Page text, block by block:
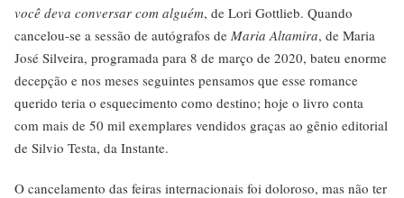
você deva conversar com alguém, de Lori Gottlieb. Quando
cancelou-se a sessão de autógrafos de Maria Altamira, de Maria
José Silveira, programada para 8 de março de 2020, bateu enorme
decepção e nos meses seguintes pensamos que esse romance
querido teria o esquecimento como destino; hoje o livro conta
com mais de 50 mil exemplares vendidos graças ao gênio editorial
de Silvio Testa, da Instante.
O cancelamento das feiras internacionais foi doloroso, mas não ter